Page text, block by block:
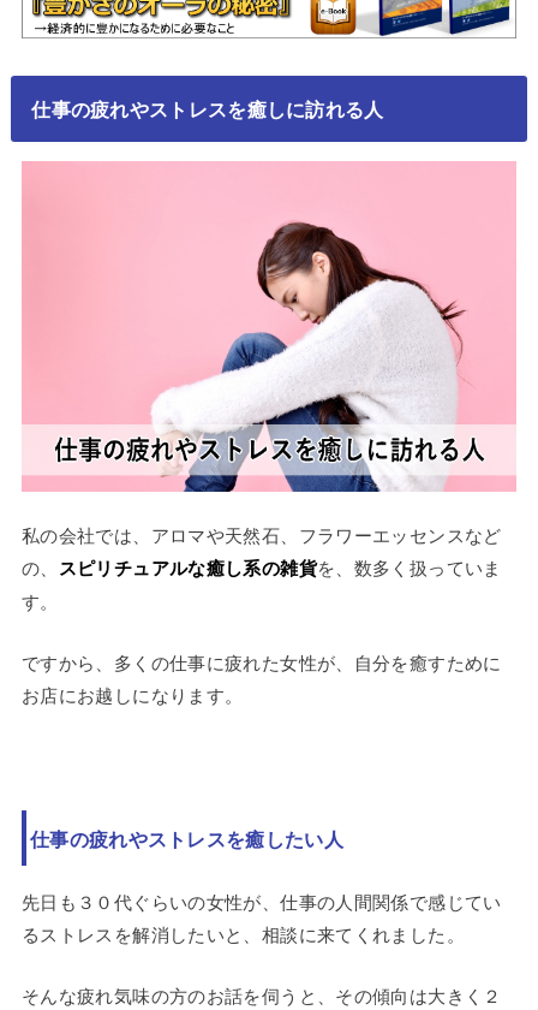
仕事の疲れやストレスを癒しに訪れる人
私の会社では、アロマや天然石、フラワーエッセンスなど
の、 スピリチュアルな癒し系の雑貨を、数多く扱っていま
す。
ですから、多くの仕事に疲れた女性が、自分を癒すために
お店にお越しになります。
仕事の疲れやストレスを癒したい人
先日も３０代ぐらいの女性が、仕事の人間関係で感じてい
るストレスを解消したいと、相談に来てくれました。
そんな疲れ気味の方のお話を伺うと、その傾向は大きく２